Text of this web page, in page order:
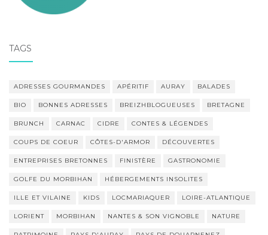
TAGS
ADRESSES GOURMANDES APÉRITIF AURAY BALADES
BIO BONNES ADRESSES BREIZHBLOGUEUSES BRETAGNE
BRUNCH CARNAC CIDRE CONTES & LÉGENDES
COUPS DE COEUR CÔTES-D'ARMOR DÉCOUVERTES
ENTREPRISES BRETONNES FINISTÈRE GASTRONOMIE
GOLFE DU MORBIHAN HÉBERGEMENTS INSOLITES
ILLE ET VILAINE KIDS LOCMARIAQUER LOIRE-ATLANTIQUE
LORIENT MORBIHAN NANTES & SON VIGNOBLE NATURE